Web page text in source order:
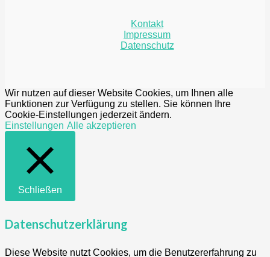
Kontakt
Impressum
Datenschutz
Wir nutzen auf dieser Website Cookies, um Ihnen alle
Funktionen zur Verfügung zu stellen. Sie können Ihre
Cookie-Einstellungen jederzeit ändern.
Einstellungen Alle akzeptieren
Schließen
Datenschutzerklärung
Diese Website nutzt Cookies, um die Benutzererfahrung zu